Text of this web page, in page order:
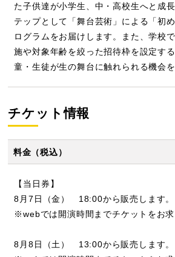
た子供達が小学生、中・高校生へと成
テップとして「舞台芸術」による「初
ログラムをお届けします。また、学校
施や対象年齢を絞った招待枠を設定す
童・生徒が生の舞台に触れられる機会
チケット情報
料金（税込）
【当日券】
8月7日（金） 18:00から販売します。
※webでは開演時間までチケットをお求
8月8日（土） 13:00から販売します。